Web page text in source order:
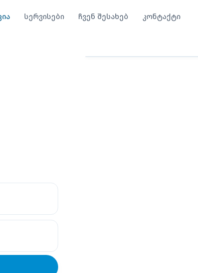
სერვისები ჩვენ შესახებ კონტაქტი